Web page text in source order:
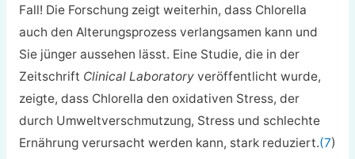
Fall! Die Forschung zeigt weiterhin, dass Chlorella
auch den Alterungsprozess verlangsamen kann und
Sie jünger aussehen lässt. Eine Studie, die in der
Zeitschrift Clinical Laboratoryveröffentlicht wurde,
zeigte, dass Chlorella den oxidativen Stress, der
durch Umweltverschmutzung, Stress und schlechte
Ernährung verursacht werden kann, stark reduziert.(7)